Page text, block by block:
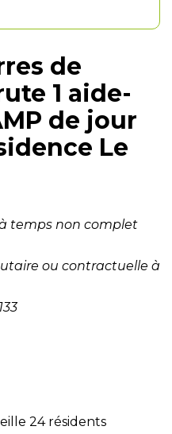
de
1 aide-
de jour
Le
temps non complet
ou contractuelle à
24 résidents